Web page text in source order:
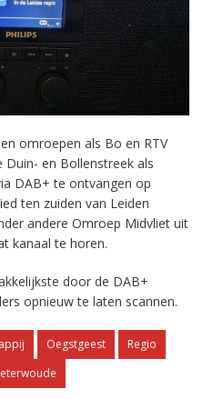
omroepen als Bo en RTV
Duin- en Bollenstreek als
DAB+ te ontvangen op
ten zuiden van Leiden
andere Omroep Midvliet uit
kanaal te horen.
door de DAB+
opnieuw te laten scannen.
Oegstgeest
Regio